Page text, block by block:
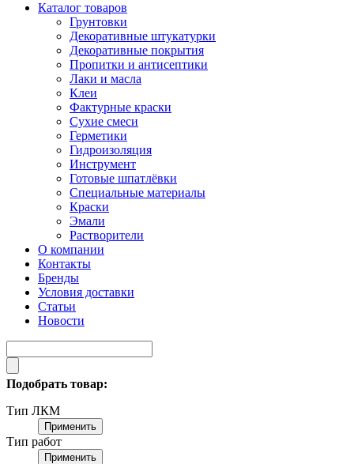
Каталог товаров
Грунтовки
Декоративные штукатурки
Декоративные покрытия
Пропитки и антисептики
Лаки и масла
Клеи
Фактурные краски
Сухие смеси
Герметики
Гидроизоляция
Инструмент
Готовые шпатлёвки
Специальные материалы
Краски
Эмали
Растворители
О компании
Контакты
Бренды
Условия доставки
Статьи
Новости
Подобрать товар:
Тип ЛКМ
Применить
Тип работ
Применить